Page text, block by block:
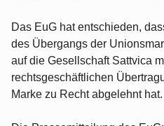
Das EuG hat entschieden,
des Übergangs der
auf die Gesellschaft Sattvica
rechtsgeschäftlichen
Marke zu Recht abgelehnt hat.